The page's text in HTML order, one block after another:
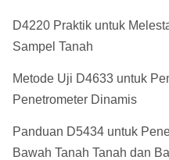
D4220 Praktik untuk
Sampel Tanah
Metode Uji D4633 untuk
Penetrometer Dinamis
Panduan D5434 untuk
Bawah Tanah Tanah dan